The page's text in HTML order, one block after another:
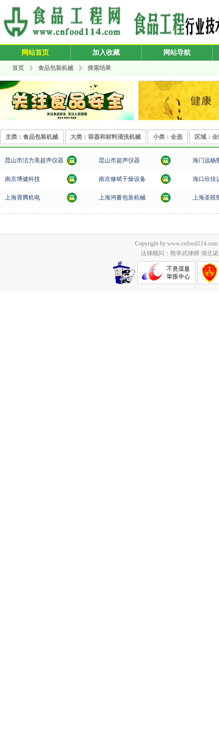
网站首页 加入收藏 网站导航
首页 食品包装机械 搜索结果
主类：食品包装机械 大类：容器和材料清洗机械 小类：全选 区域：
昆山市洁力美超声仪器 昆山市超声仪器 海门远杨
南京博健科技 南京修斌干燥设备 海口欣佳
上海霄腾机电 上海鸿蓄包装机械 上海圣联
Copyright by
法律顾问：熊学武律师 湖北